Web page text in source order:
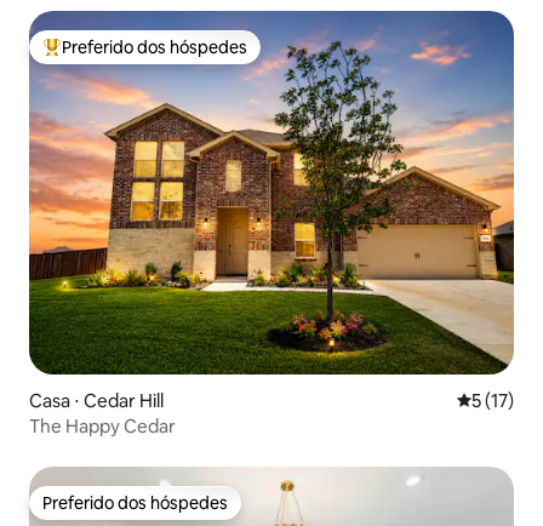
Entre os melhores preferidos dos hóspedes
Preferido dos hóspedes
Casa ⋅ Cedar Hill 5 de uma
5 (17)
The Happy Cedar
Preferido dos hóspedes
Preferido dos hóspedes